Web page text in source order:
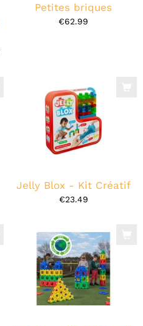
Petites briques
€62.99
Jelly Blox - Kit Créatif
€23.49